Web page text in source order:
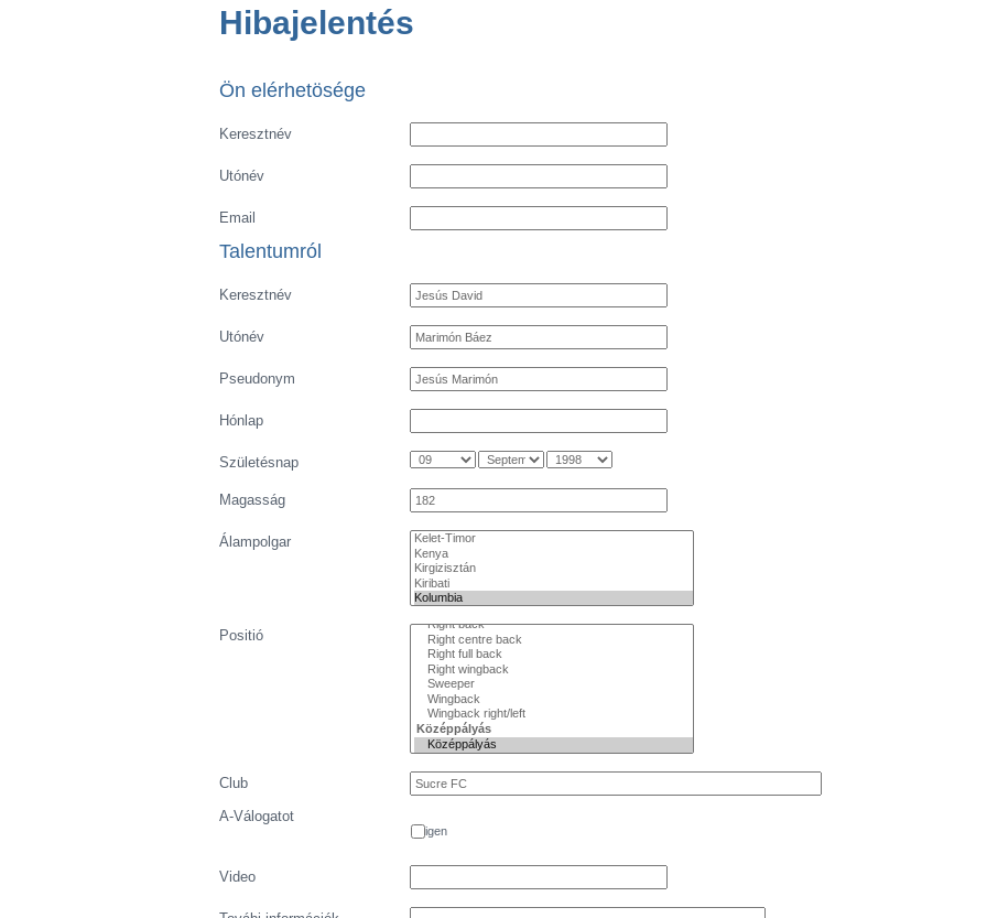
Hibajelentés
Ön elérhetösége
Keresztnév
Utónév
Email
Talentumról
Keresztnév
Utónév
Pseudonym
Hónlap
Születésnap
Magasság
Álampolgar
Positió
Club
A-Válogatot
igen
Video